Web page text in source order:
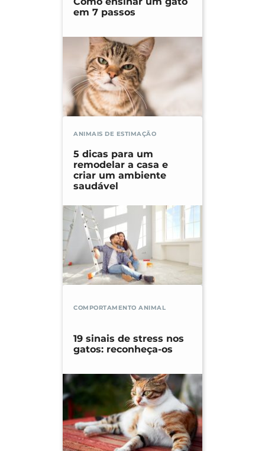
em 7 passos
ANIMAIS DE ESTIMAÇÃO
5 dicas para um
remodelar a casa e
criar um ambiente
saudável
COMPORTAMENTO ANIMAL
19 sinais de stress nos
gatos: reconheça-os